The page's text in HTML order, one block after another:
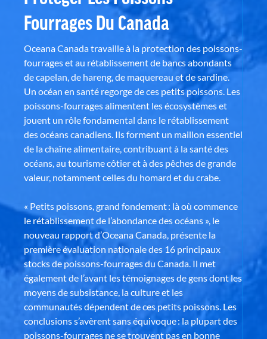
Fourrages Du Canada
Oceana Canada travaille à la protection des poissons-
fourrages et au rétablissement de bancs abondants
de capelan, de hareng, de maquereau et de sardine.
Un océan en santé regorge de ces petits poissons. Les
poissons-fourrages alimentent les écosystèmes et
jouent un rôle fondamental dans le rétablissement
des océans canadiens. Ils forment un maillon essentiel
de la chaîne alimentaire, contribuant à la santé des
océans, au tourisme côtier et à des pêches de grande
valeur, notamment celles du homard et du crabe.
« Petits poissons, grand fondement : là où commence
le rétablissement de l’abondance des océans », le
nouveau rapport d’Oceana Canada, présente la
première évaluation nationale des 16 principaux
stocks de poissons-fourrages du Canada. Il met
également de l’avant les témoignages de gens dont les
moyens de subsistance, la culture et les
communautés dépendent de ces petits poissons. Les
conclusions s’avèrent sans équivoque : la plupart des
poissons-fourrages ne se trouvent pas en bonne